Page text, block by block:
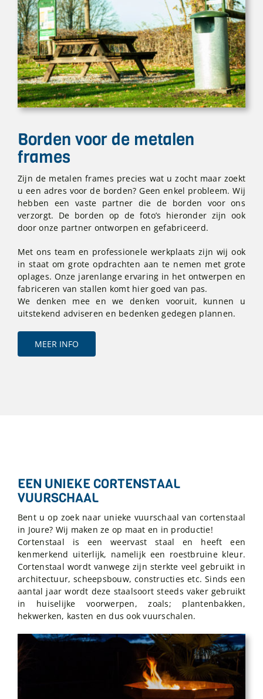
Borden voor de metalen
frames
Zijn de metalen frames precies wat u zocht maar zoekt
u een adres voor de borden? Geen enkel probleem. Wij
hebben een vaste partner die de borden voor ons
verzorgt. De borden op de foto’s hieronder zijn ook
door onze partner ontworpen en gefabriceerd.
Met ons team en professionele werkplaats zijn wij ook
in staat om grote opdrachten aan te nemen met grote
oplages. Onze jarenlange ervaring in het ontwerpen en
fabriceren van stallen komt hier goed van pas.
We denken mee en we denken vooruit, kunnen u
uitstekend adviseren en bedenken gedegen plannen.
MEER INFO
EEN UNIEKE CORTENSTAAL
VUURSCHAAL
Bent u op zoek naar unieke vuurschaal van cortenstaal
in Joure? Wij maken ze op maat en in productie!
Cortenstaal is een weervast staal en heeft een
kenmerkend uiterlijk, namelijk een roestbruine kleur.
Cortenstaal wordt vanwege zijn sterkte veel gebruikt in
architectuur, scheepsbouw, constructies etc. Sinds een
aantal jaar wordt deze staalsoort steeds vaker gebruikt
in huiselijke voorwerpen, zoals; plantenbakken,
hekwerken, kasten en dus ook vuurschalen.